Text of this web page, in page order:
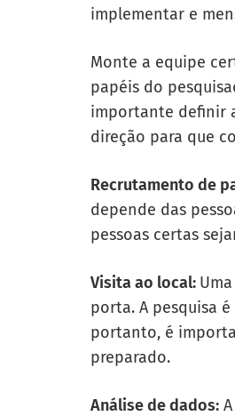
implementar e
Monte a equipe
papéis do
importante definir
direção para que
Recrutamento de
depende das
pessoas certas
Visita ao local:
porta. A pesquisa
portanto, é
preparado.
Análise de dados: